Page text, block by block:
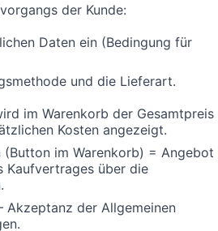
der Kunde:
Daten ein (Bedingung für
und die Lieferart.
im Warenkorb der Gesamtpreis
Kosten angezeigt.
(Button im Warenkorb) = Angebot
Kaufvertrages über die
Akzeptanz der Allgemeinen